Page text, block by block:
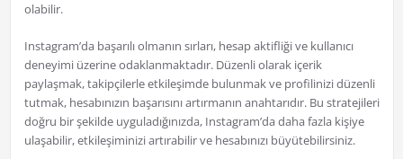
olabilir.
Instagram’da başarılı olmanın sırları, hesap aktifliği ve kullanıcı
deneyimi üzerine odaklanmaktadır. Düzenli olarak içerik
paylaşmak, takipçilerle etkileşimde bulunmak ve profilinizi düzenli
tutmak, hesabınızın başarısını artırmanın anahtarıdır. Bu stratejileri
doğru bir şekilde uyguladığınızda, Instagram’da daha fazla kişiye
ulaşabilir, etkileşiminizi artırabilir ve hesabınızı büyütebilirsiniz.